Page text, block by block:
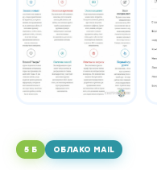
5 Б ОБЛАКО MAIL